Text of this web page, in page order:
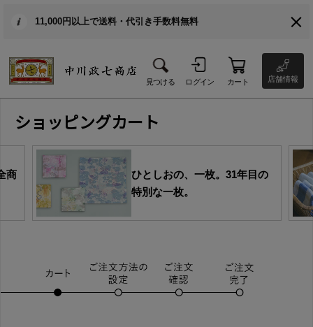
11,000円以上で送料・代引き手数料無料
見つける ログイン カート 店舗情報
ショッピングカート
商
ひとしおの、一枚。31年目の
特別な一枚。